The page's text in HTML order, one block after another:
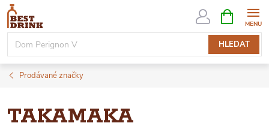
Přejít
obsah
HLEDAT
NÁKUPNÍ
KOŠÍK
Prodávané značky
TAKAMAKA